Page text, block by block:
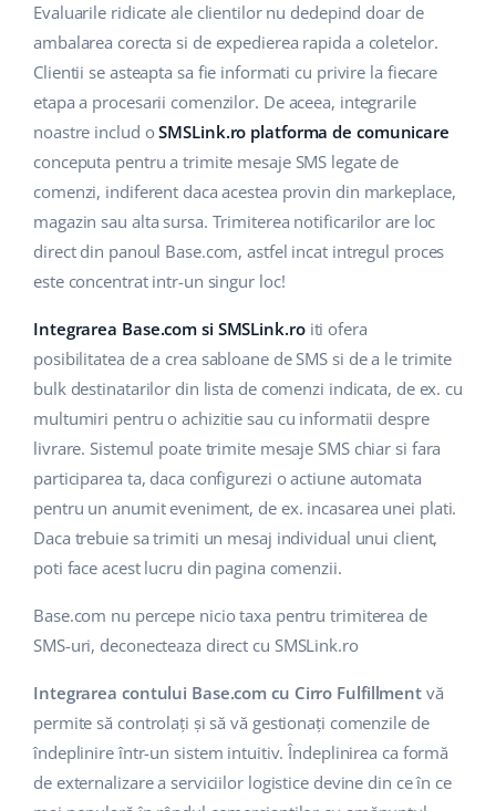
Managementul transporturilor
Automatizarea fluxului de lucru
Base Connect
AI pentru comerțul electronic
Casă și grădină
Produse pentru copii
Electronică
Piese auto
Supermarket
Sănătate și frumusețe
Suport
Blog
Servicii
Implementari de sistem
Auditul conturilor
Altele
Calculatorul de beneficii
Colaborare si parteneri
Contact
english (US)
english (GB)
english (IN)
čeština
deutsch
Ελληνικά
español (AR)
español (MX)
Français
Italiano
polski
português (BR)
Evaluarile ridicate ale clientilor nu dedepind doar de
ambalarea corecta si de expedierea rapida a coletelor.
Clientii se asteapta sa fie informati cu privire la fiecare
etapa a procesarii comenzilor. De aceea, integrarile
noastre includ oSMSLink.ro platforma de comunicare
conceputa pentru a trimite mesaje SMS legate de
comenzi, indiferent daca acestea provin din markeplace,
magazin sau alta sursa. Trimiterea notificarilor are loc
direct din panoul Base.com, astfel incat intregul proces
este concentrat intr-un singur loc!
Integrarea Base.com si SMSLink.roiti ofera
posibilitatea de a crea sabloane de SMS si de a le trimite
bulk destinatarilor din lista de comenzi indicata, de ex. cu
multumiri pentru o achizitie sau cu informatii despre
livrare. Sistemul poate trimite mesaje SMS chiar si fara
participarea ta, daca configurezi o actiune automata
pentru un anumit eveniment, de ex. incasarea unei plati.
Daca trebuie sa trimiti un mesaj individual unui client,
poti face acest lucru din pagina comenzii.
Base.com nu percepe nicio taxa pentru trimiterea de
SMS-uri, deconecteaza direct cu SMSLink.ro
Integrarea contului Base.com cu Cirro Fulfillment vă
permite să controlați și să vă gestionați comenzile de
îndeplinire într-un sistem intuitiv. Îndeplinirea ca formă
de externalizare a serviciilor logistice devine din ce în ce